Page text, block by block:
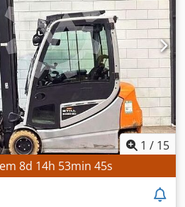
mm Comprimento dos garfos:
150 mm Espessura dos
suporte dos garfos: 2.000 mm
Tipo de motorização: Motor a
Ao Ahvsa Tipo de mastro:
Dimensões (C x L x A): 3.550 x
12.270 kg Pneus dianteiros:
traseiros: Superelástico, 8,25-
h
1 / 15
8d 14h 53min 42s